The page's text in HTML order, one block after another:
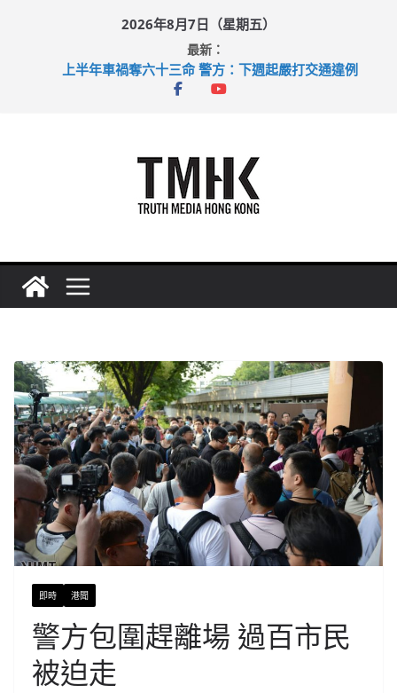
2026年8月7日（星期五）
最新：
上半年車禍奪六十三命 警方：下週起嚴打交通違例
性罪行修例獲九成支持 鄧炳強：爭取今屆任期內完成立法
即時 港聞
警方包圍趕離場 過百市民
被迫走